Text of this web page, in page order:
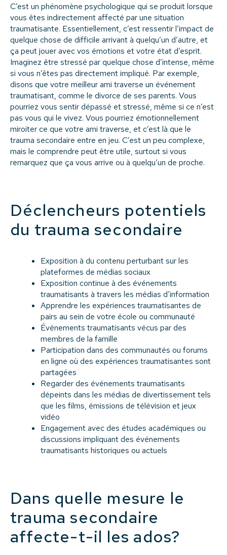
C’est un phénomène psychologique qui se produit lorsque
vous êtes indirectement affecté par une situation
traumatisante. Essentiellement, c’est ressentir l’impact de
quelque chose de difficile arrivant à quelqu’un d’autre, et
ça peut jouer avec vos émotions et votre état d’esprit.
Imaginez être stressé par quelque chose d’intense, même
si vous n’êtes pas directement impliqué. Par exemple,
disons que votre meilleur ami traverse un événement
traumatisant, comme le divorce de ses parents. Vous
pourriez vous sentir dépassé et stressé, même si ce n’est
pas vous qui le vivez. Vous pourriez émotionnellement
miroiter ce que votre ami traverse, et c’est là que le
trauma secondaire entre en jeu. C’est un peu complexe,
mais le comprendre peut être utile, surtout si vous
remarquez que ça vous arrive ou à quelqu’un de proche.
Déclencheurs potentiels
du trauma secondaire
Exposition à du contenu perturbant sur les
plateformes de médias sociaux
Exposition continue à des événements
traumatisants à travers les médias d’information
Apprendre les expériences traumatisantes de
pairs au sein de votre école ou communauté
Événements traumatisants vécus par des
membres de la famille
Participation dans des communautés ou forums
en ligne où des expériences traumatisantes sont
partagées
Regarder des événements traumatisants
dépeints dans les médias de divertissement tels
que les films, émissions de télévision et jeux
vidéo
Engagement avec des études académiques ou
discussions impliquant des événements
traumatisants historiques ou actuels
Dans quelle mesure le
trauma secondaire
affecte-t-il les ados?